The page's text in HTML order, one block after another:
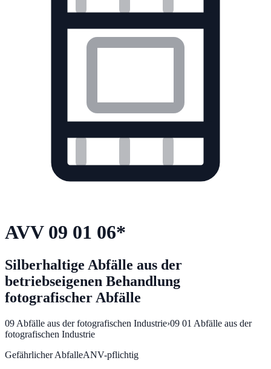
AVV 09 01 06*
Silberhaltige Abfälle aus der
betriebseigenen Behandlung
fotografischer Abfälle
09 Abfälle aus der fotografischen Industrie›09 01 Abfälle aus der
fotografischen Industrie
Gefährlicher AbfalleANV-pflichtig